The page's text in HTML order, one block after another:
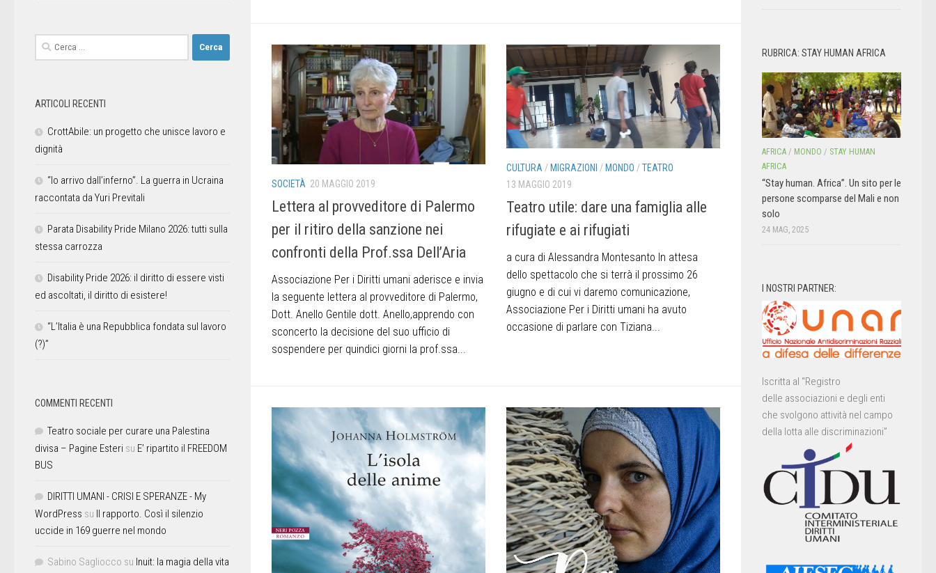
SOCIETÀ 20 MAGGIO 2019
Lettera al provveditore di Palermo
per il ritiro della sanzione nei
confronti della Prof.ssa Dell’Aria
Associazione Per i Diritti umani aderisce e invia
la seguente lettera al provveditore di Palermo,
Dott. Anello Gentile dott. Anello,apprendo con
sconcerto la decisione del suo ufficio di
sospendere per quindici giorni la prof.ssa...
CULTURA/ MIGRAZIONI / MONDO /TEATRO
13 MAGGIO 2019
Teatro utile: dare una famiglia alle
rifugiate e ai rifugiati
a cura di Alessandra Montesanto In attesa
dello spettacolo che si terrà il prossimo 26
giugno e di cui vi daremo comunicazione,
Associazione Per i Diritti umani ha avuto
occasione di parlare con Tiziana...
ARTICOLI RECENTI
CrottAbile: un progetto che unisce lavoro e
dignità
“Io arrivo dall’inferno”. La guerra in Ucraina
raccontata da Yuri Previtali
Parata Disability Pride Milano 2026: tutti sulla
stessa carrozza
Disability Pride 2026: il diritto di essere visti
ed ascoltati, il diritto di esistere!
“L’Italia è una Repubblica fondata sul lavoro
(?)”
COMMENTI RECENTI
Teatro sociale per curare una Palestina
divisa – Pagine Esteri su E’ ripartito il FREEDOM
BUS
DIRITTI UMANI - CRISI E SPERANZE - My
WordPress su Il rapporto. Così il silenzio
uccide in 169 guerre nel mondo
Sabino Sagliocco su Inuit: la magia della vita
RUBRICA: STAY HUMAN AFRICA
AFRICA / MONDO / STAY HUMAN
AFRICA
“Stay human. Africa”. Un sito per le
persone scomparse del Mali e non
solo
24 MAG, 2025
I NOSTRI PARTNER:
Iscritta al “Registro
delle associazioni e degli enti
che svolgono attività nel campo
della lotta alle discriminazioni”